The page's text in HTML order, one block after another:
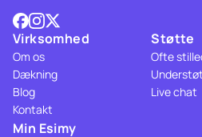
Virksomhed
Om os
Dækning
Blog
Kontakt
Støtte
Ofte
Live chat
Min Esimy